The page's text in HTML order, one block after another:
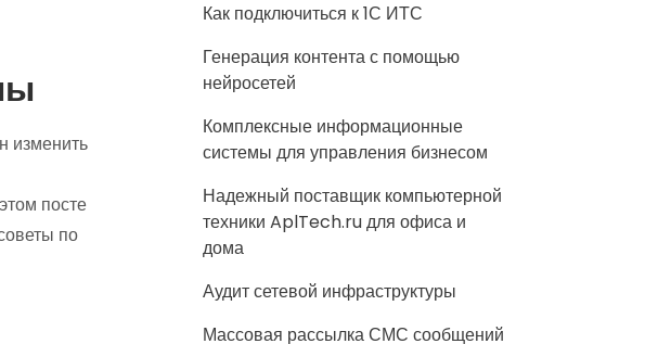
изменить
посте
по
Как подключиться к 1С ИТС
Генерация контента с помощью
нейросетей
Комплексные информационные
системы для управления бизнесом
Надежный поставщик компьютерной
техники AplTech.ru для офиса и
дома
Аудит сетевой инфраструктуры
Массовая рассылка СМС сообщений